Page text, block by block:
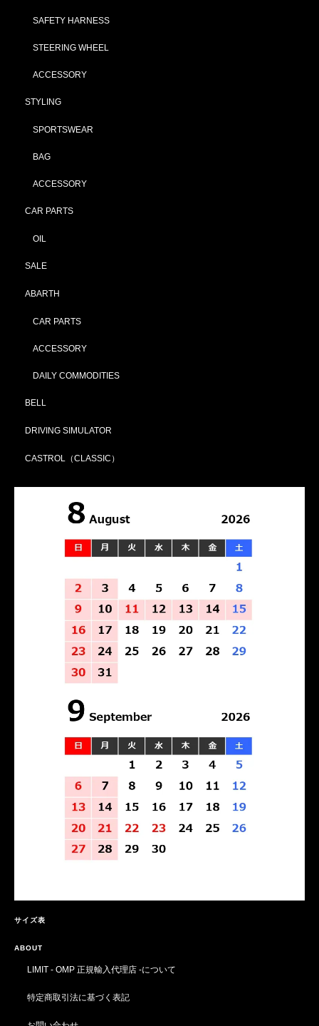
SAFETY HARNESS
STEERING WHEEL
ACCESSORY
STYLING
SPORTSWEAR
BAG
ACCESSORY
CAR PARTS
OIL
SALE
ABARTH
CAR PARTS
ACCESSORY
DAILY COMMODITIES
BELL
DRIVING SIMULATOR
CASTROL（CLASSIC）
サイズ表
ABOUT
LIMIT - OMP 正規輸入代理店 -について
特定商取引法に基づく表記